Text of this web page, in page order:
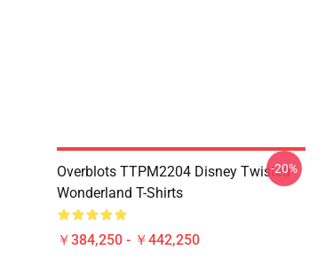
Overblots TTPM2204 Disney Twisted
Wonderland T-Shirts
￥384,250 - ￥442,250
-20%